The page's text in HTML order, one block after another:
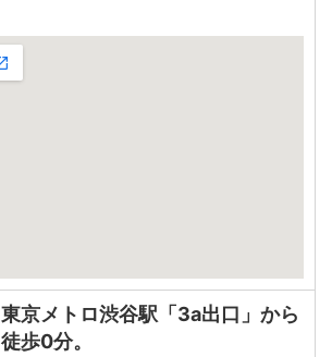
東京メトロ渋谷駅「3a出口」から
徒歩0分。